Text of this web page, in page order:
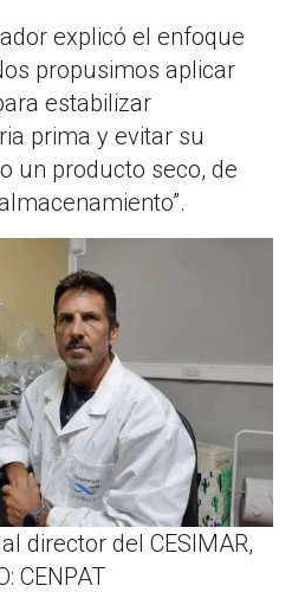
explicó el enfoque
propusimos aplicar
estabilizar
prima y evitar su
un producto seco, de
director del CESIMAR,
CENPAT